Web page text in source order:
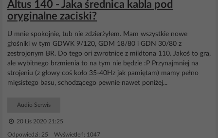
Altus 140 - Jaka średnica kabla pod
oryginalne zaciski?
U mnie spokojnie, tub nie zdzierżyłem. Mam wszystkie nowe
głośniki w tym GDWK 9/120, GDM 18/80 i GDN 30/80 z
zestrojonym BR. Do tego ori zwrotnice z mildtona 110. Jakoś to gra,
ale wybitnego brzmienia to na tym nie będzie :P Przynajmniej na
strojeniu (z głowy coś koło 35-40Hz jak pamiętam) mamy pełno
mięsistego basu, schodzącego pewnie nawet poniżej...
Audio Serwis
20 Lis 2020 21:25
Odpowiedzi: 25 Wyświetleń: 1047